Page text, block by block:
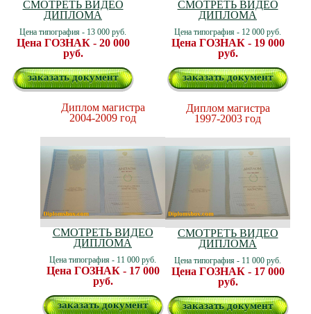
СМОТРЕТЬ ВИДЕО
ДИПЛОМА
Цена типография - 13 000 руб.
Цена ГОЗНАК - 20 000
руб.
заказать документ
СМОТРЕТЬ ВИДЕО
ДИПЛОМА
Цена типография - 12 000 руб.
Цена ГОЗНАК - 19 000
руб.
заказать документ
Диплом магистра
2004-2009 год
СМОТРЕТЬ ВИДЕО
ДИПЛОМА
Цена типография - 11 000 руб.
Цена ГОЗНАК - 17 000
руб.
заказать документ
Диплом магистра
1997-2003 год
СМОТРЕТЬ ВИДЕО
ДИПЛОМА
Цена типография - 11 000 руб.
Цена ГОЗНАК - 17 000
руб.
заказать документ